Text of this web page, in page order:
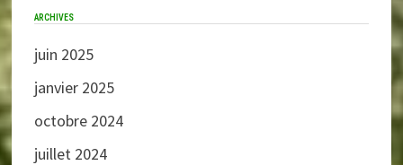
ARCHIVES
juin 2025
janvier 2025
octobre 2024
juillet 2024